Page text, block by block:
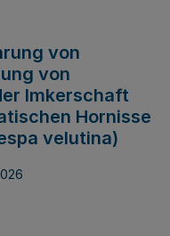
von
von
Imkerschaft
Hornisse
velutina)